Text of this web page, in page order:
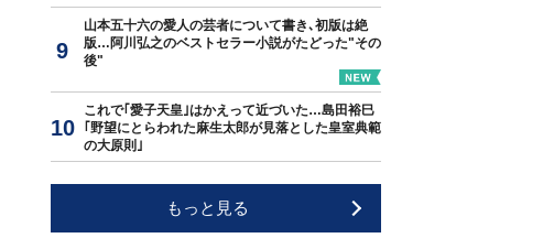
山本五十六の愛人の芸者について書き､初版は絶
版…阿川弘之のベストセラー小説がたどった"その
後"
これで｢愛子天皇｣はかえって近づいた…島田裕巳
｢野望にとらわれた麻生太郎が見落とした皇室典範
の大原則｣
もっと見る